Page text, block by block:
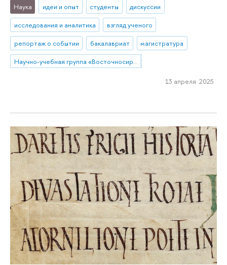
Наука идеи и опыт студенты
дискуссии
исследования и аналитика
взгляд ученого
репортаж о событии
бакалавриат
магистратура
13 апреля 2025